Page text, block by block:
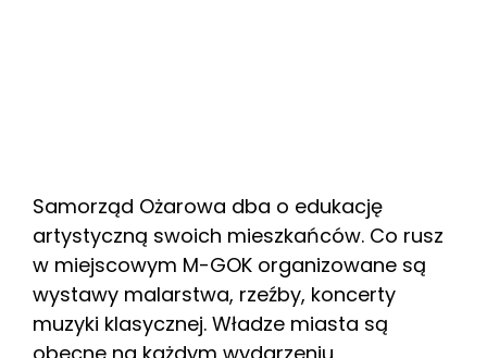
Samorząd Ożarowa dba o edukację
artystyczną swoich mieszkańców. Co rusz
w miejscowym M-GOK organizowane są
wystawy malarstwa, rzeźby, koncerty
muzyki klasycznej. Władze miasta są